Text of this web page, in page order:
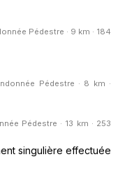
Pédestre · 9 km · 184
Pédestre · 8 km ·
Pédestre · 13 km · 253
singulière effectuée